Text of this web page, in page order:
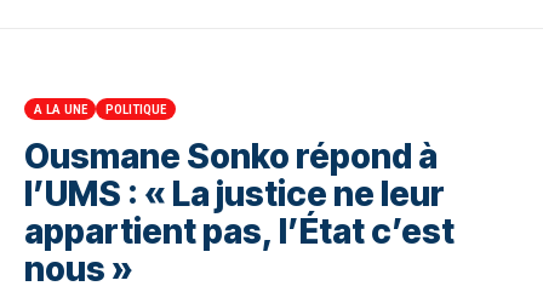
A LA UNE POLITIQUE
Ousmane Sonko répond à
l’UMS : « La justice ne leur
appartient pas, l’État c’est
nous »